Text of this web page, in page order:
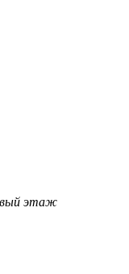
этаж